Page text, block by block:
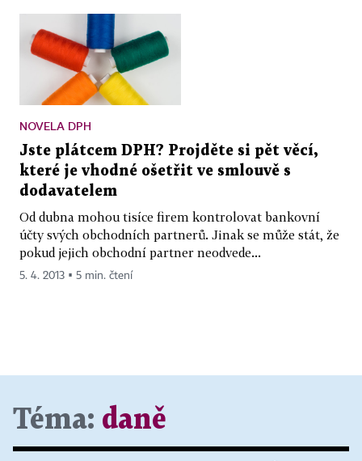
NOVELA DPH
Jste plátcem DPH? Projděte si pět věcí,
které je vhodné ošetřit ve smlouvě s
dodavatelem
Od dubna mohou tisíce firem kontrolovat bankovní
účty svých obchodních partnerů. Jinak se může stát, že
pokud jejich obchodní partner neodvede...
5. 4. 2013 ▪ 5 min. čtení
Téma: daně